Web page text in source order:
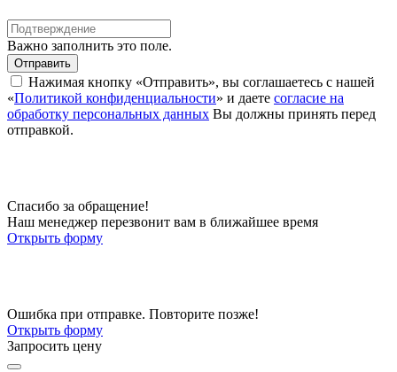
Важно заполнить это поле.
Отправить
Нажимая кнопку «Отправить», вы соглашаетесь с нашей
«Политикой конфиденциальности» и даете согласие на
обработку персональных данных Вы должны принять перед
отправкой.
Спасибо за обращение!
Наш менеджер перезвонит вам в ближайшее время
Открыть форму
Ошибка при отправке. Повторите позже!
Открыть форму
Запросить цену